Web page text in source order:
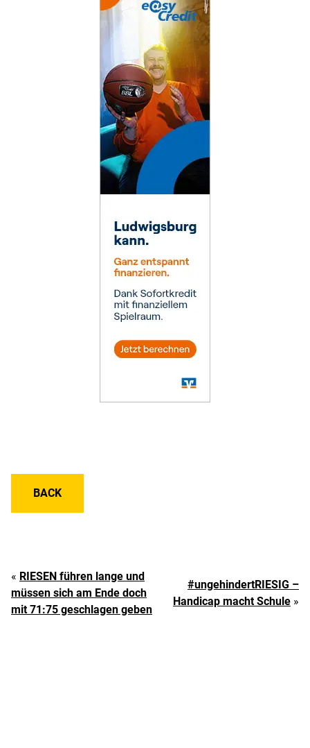
BACK
« RIESEN führen lange und
müssen sich am Ende doch
mit 71:75 geschlagen geben
#ungehindertRIESIG –
Handicap macht Schule »